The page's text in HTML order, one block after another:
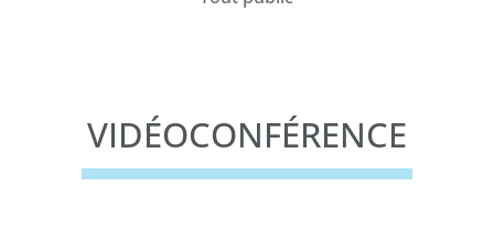
VIDÉOCONFÉRENCE